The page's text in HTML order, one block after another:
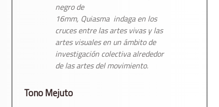
negro de
16mm, Quiasma indaga en los
cruces entre las artes vivas y las
artes visuales en un ámbito de
investigación colectiva alrededor
de las artes del movimiento.
Tono Mejuto